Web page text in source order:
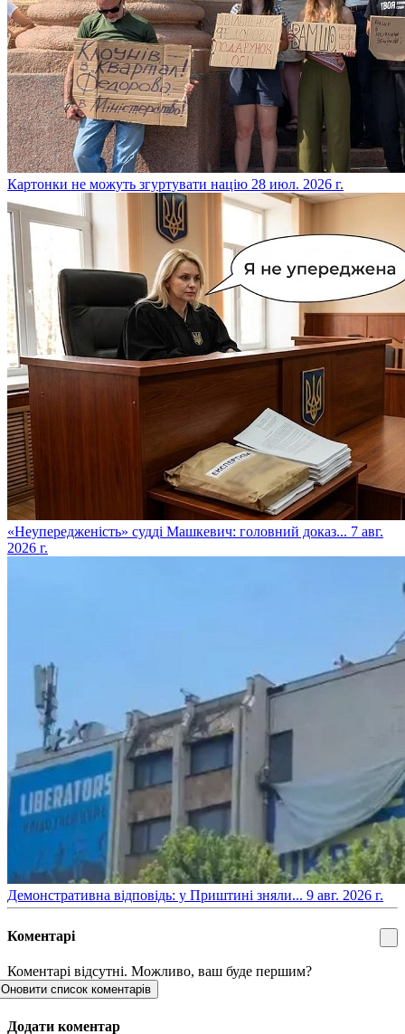
​Картонки не можуть згуртувати націю 28 июл. 2026 г.
​«Неупередженість» судді Машкевич: головний доказ... 7 авг.
2026 г.
​Демонстративна відповідь: у Приштині зняли... 9 авг. 2026 г.
Коментарі
Коментарі відсутні. Можливо, ваш буде першим?
Оновити список коментарів
Додати коментар